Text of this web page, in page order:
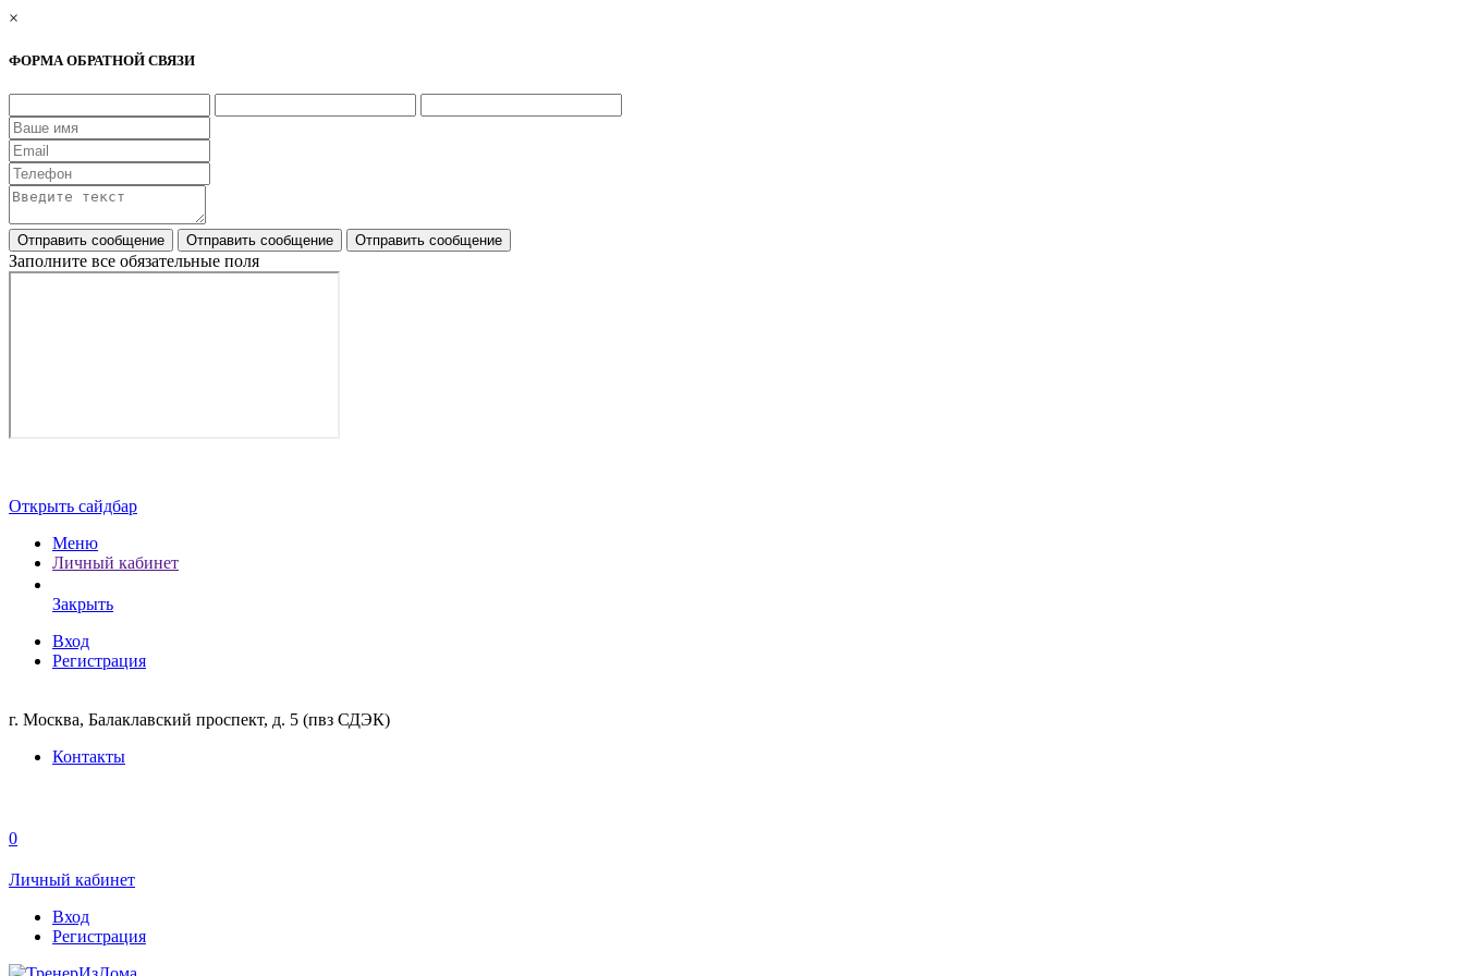
×
ФОРМА ОБРАТНОЙ СВЯЗИ
Заполните все обязательные поля
Открыть сайдбар
Меню
Личный кабинет
Закрыть
Вход
Регистрация
г. Москва, Балаклавский проспект, д. 5 (пвз СДЭК)
Контакты
0
Личный кабинет
Вход
Регистрация